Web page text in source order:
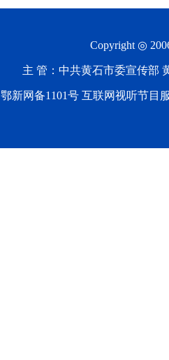
Copyright ◎
主 管：中共黄石市委宣传部
鄂新网备1101号 互联网视听节目